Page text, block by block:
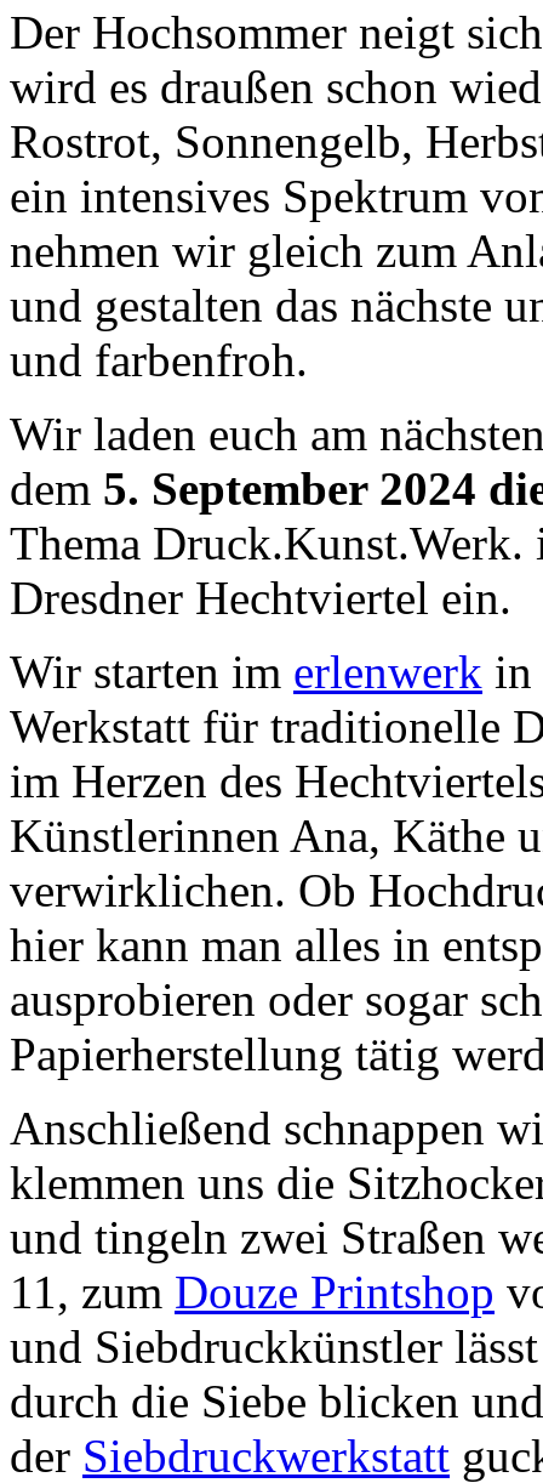
Der Hochsommer neigt
wird es draußen schon
Rostrot, Sonnengelb,
ein intensives Spektrum
nehmen wir gleich zum
und gestalten das nächste
und farbenfroh.
Wir laden euch am
dem 5. September 2024
Thema
Dresdner Hechtviertel ein.
Wir starten im erlenwerk in
Werkstatt für traditionelle
im Herzen des
Künstlerinnen Ana, Käthe
verwirklichen. Ob
hier kann man alles in
ausprobieren oder sogar
Papierherstellung tätig
Anschließend schnappen
klemmen uns die
und tingeln zwei Straßen
11, zum Douze Printshop
und Siebdruckkünstler
durch die Siebe blicken
der Siebdruckwerkstatt